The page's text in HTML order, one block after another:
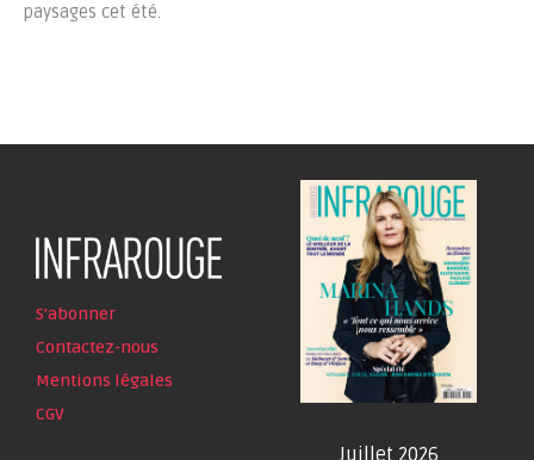
paysages cet été.
S'abonner
Contactez-nous
Mentions légales
CGV
Juillet 2026